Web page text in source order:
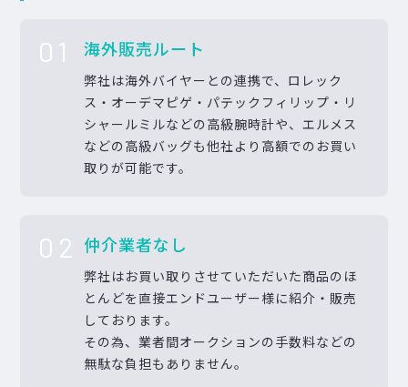
01 海外販売ルート
弊社は海外バイヤーとの連携で、ロレック
ス・オーデマピゲ・パテックフィリップ・リ
シャールミルなどの高級腕時計や、エルメス
などの高級バッグも他社より高額でのお買い
取りが可能です。
02 仲介業者なし
弊社はお買い取りさせていただいた商品のほ
とんどを直接エンドユーザー様に紹介・販売
しております。
その為、業者間オークションの手数料などの
無駄な負担もありません。